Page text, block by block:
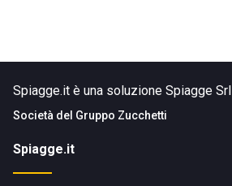
Spiagge.it è una soluzione Spiagge Srl
Società del Gruppo Zucchetti
Spiagge.it